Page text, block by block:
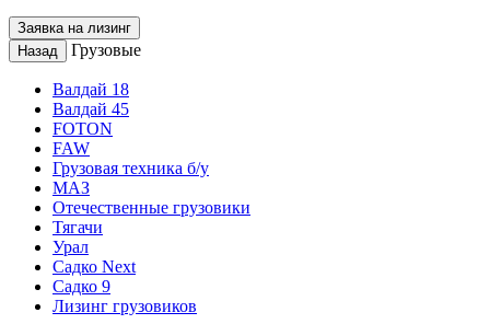
Заявка на лизинг
Назад
Грузовые
Валдай 18
Валдай 45
FOTON
FAW
Грузовая техника б/у
МАЗ
Отечественные грузовики
Тягачи
Урал
Садко Next
Садко 9
Лизинг грузовиков